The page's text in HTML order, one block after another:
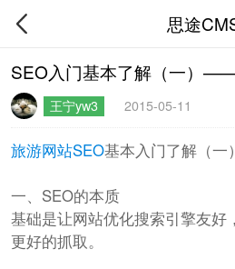
思途
SEO入门基本了解（一）
王宁yw3 2015-05-11
旅游网站SEO​基本入门了解（一）
一、SEO的本质
基础是让网站优化搜索引擎友好
更好的抓取。